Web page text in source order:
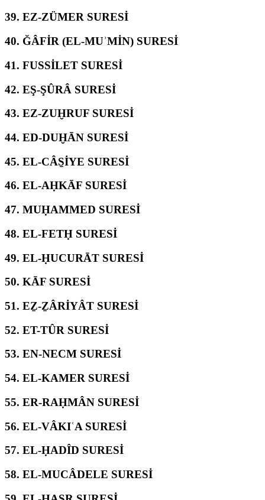
39. EZ-ZÜMER SURESİ
40. ĞÂFİR (EL-MUʾMİN) SURESİ
41. FUSSİLET SURESİ
42. EŞ-ŞÛRÂ SURESİ
43. EZ-ZUḪRUF SURESİ
44. ED-DUḪĀN SURESİ
45. EL-CÂS̱İYE SURESİ
46. EL-AḤKĀF SURESİ
47. MUḤAMMED SURESİ
48. EL-FETḤ SURESİ
49. EL-ḤUCURĀT SURESİ
50. KĀF SURESİ
51. EẔ-ẔÂRİYÂT SURESİ
52. ET-TÛR SURESİ
53. EN-NECM SURESİ
54. EL-KAMER SURESİ
55. ER-RAḤMÂN SURESİ
56. EL-VÂKIʿA SURESİ
57. EL-ḤADÎD SURESİ
58. EL-MUCÂDELE SURESİ